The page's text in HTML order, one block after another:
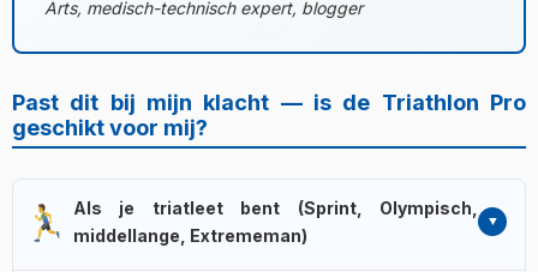
Arts, medisch-technisch expert, blogger
Past dit bij mijn klacht — is de Triathlon Pro
geschikt voor mij?
Als je triatleet bent (Sprint, Olympisch,
middellange, Extrememan)